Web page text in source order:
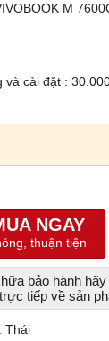
M
và cài đặt :
NGAY
thuận tiện
bảo hành
tiếp về sản
Thái